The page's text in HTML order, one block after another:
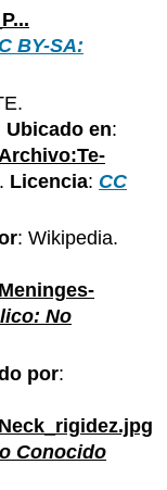
BY-SA:
Ubicado en:
. Licencia: CC
: Wikipedia.
No
por:
Conocido